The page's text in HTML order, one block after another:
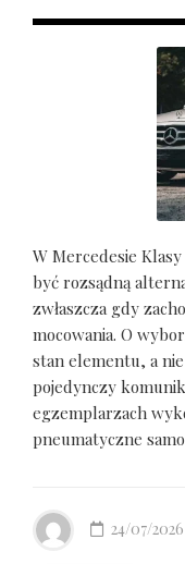
W Mercedesie
być rozsądną
zwłaszcza gdy
mocowania. O
stan elementu, a
pojedynczy
egzemplarzach
pneumatyczne
24/07/2026